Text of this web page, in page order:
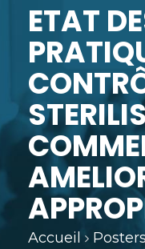
ETAT
Accueil
Posters